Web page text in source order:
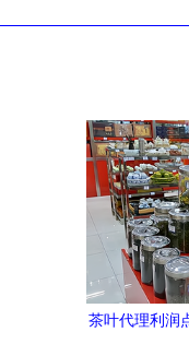
茶叶代理利润